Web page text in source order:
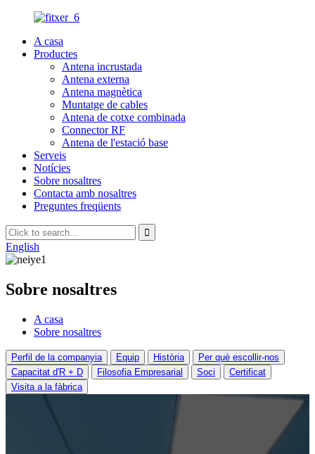
A casa
Productes
Antena incrustada
Antena externa
Antena magnètica
Muntatge de cables
Antena de cotxe combinada
Connector RF
Antena de l'estació base
Serveis
Notícies
Sobre nosaltres
Contacta amb nosaltres
Preguntes freqüents
English
Sobre nosaltres
A casa
Sobre nosaltres
Perfil de la companyia Equip Història
Per què escollir-nos
Capacitat d'R + D
Filosofia Empresarial Soci
Certificat
Visita a la fàbrica